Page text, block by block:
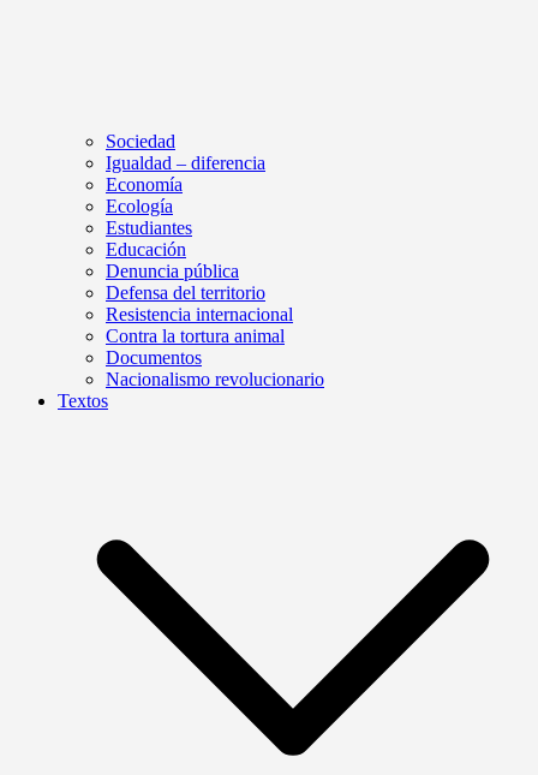
Sociedad
Igualdad – diferencia
Economía
Ecología
Estudiantes
Educación
Denuncia pública
Defensa del territorio
Resistencia internacional
Contra la tortura animal
Documentos
Nacionalismo revolucionario
Textos